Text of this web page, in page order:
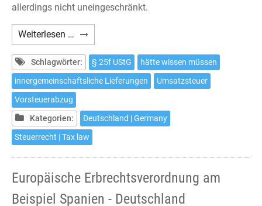
allerdings nicht uneingeschränkt.
Weiterlesen …
25f
UStG:
Neue
Vorschrift
zum
Umsatzsteuerstrafrecht
Schlagwörter: § 25f UStG
hätte wissen müssen
innergemeinschaftsliche Lieferungen
Umsatzsteuer
Vorsteuerabzug
Kategorien:
Deutschland | Germany
Steuerrecht | Tax law
Europäische Erbrechtsverordnung am
Beispiel Spanien - Deutschland